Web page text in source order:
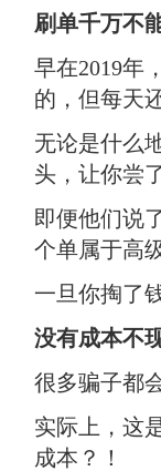
刷单千万不
早在2019年
的，但每天
无论是什么
头，让你尝
即便他们说
个单属于高
一旦你掏了
没有成本不
很多骗子都
实际上，这
成本？！